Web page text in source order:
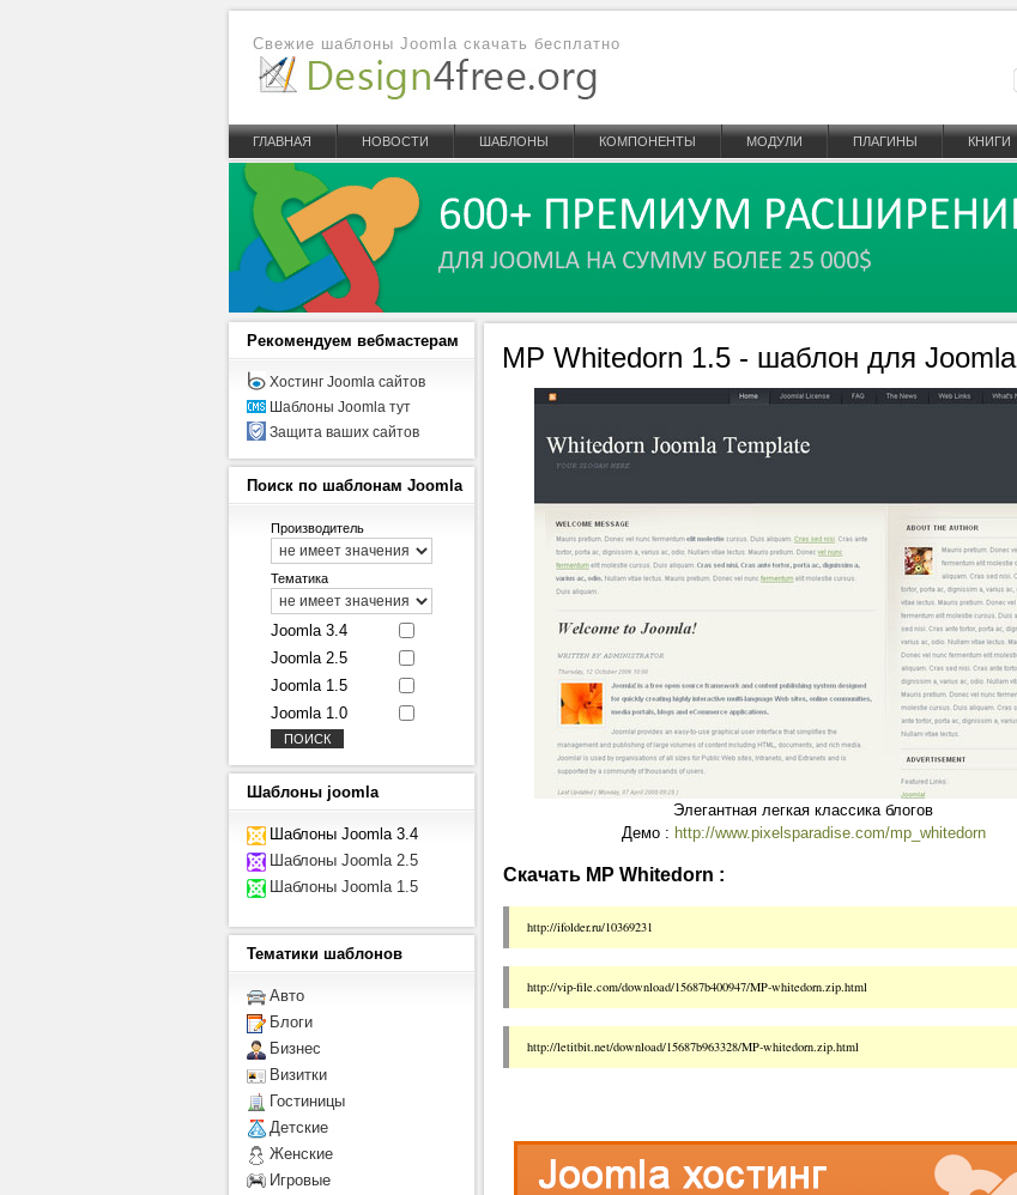
Свежие шаблоны Joomla скачать бесплатно
ГЛАВНАЯ НОВОСТИ ШАБЛОНЫ КОМПОНЕНТЫ МОДУЛИ ПЛАГИНЫ КНИГИ
MP Whitedorn 1.5 - шаблон для Joomla
Элегантная легкая классика блогов
Демо : http://www.pixelsparadise.com/mp_whitedorn
Скачать MP Whitedorn :
http://ifolder.ru/10369231
http://vip-file.com/download/15687b400947/MP-whitedorn.zip.html
http://letitbit.net/download/15687b963328/MP-whitedorn.zip.html
Рекомендуем вебмастерам
Хостинг Joomla сайтов
Шаблоны Joomla тут
Защита ваших сайтов
Поиск по шаблонам Joomla
Производитель
Тематика
Joomla 3.4
Joomla 2.5
Joomla 1.5
Joomla 1.0
Шаблоны joomla
Шаблоны Joomla 3.4
Шаблоны Joomla 2.5
Шаблоны Joomla 1.5
Тематики шаблонов
Авто
Блоги
Бизнес
Визитки
Гостиницы
Детcкие
Женские
Игровые